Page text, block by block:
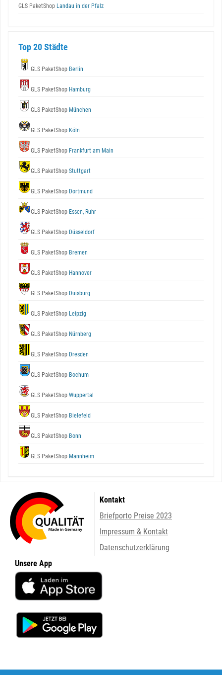
GLS PaketShop Landau in der Pfalz
Top 20 Städte
GLS PaketShop Berlin
GLS PaketShop Hamburg
GLS PaketShop München
GLS PaketShop Köln
GLS PaketShop Frankfurt am Main
GLS PaketShop Stuttgart
GLS PaketShop Dortmund
GLS PaketShop Essen, Ruhr
GLS PaketShop Düsseldorf
GLS PaketShop Bremen
GLS PaketShop Hannover
GLS PaketShop Duisburg
GLS PaketShop Leipzig
GLS PaketShop Nürnberg
GLS PaketShop Dresden
GLS PaketShop Bochum
GLS PaketShop Wuppertal
GLS PaketShop Bielefeld
GLS PaketShop Bonn
GLS PaketShop Mannheim
Kontakt
Briefporto Preise 2023
Impressum & Kontakt
Datenschutzerklärung
Unsere App